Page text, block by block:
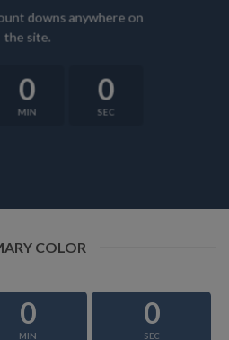
downs anywhere on
the site.
0
MIN
0
SEC
COLOR
0
MIN
0
SEC